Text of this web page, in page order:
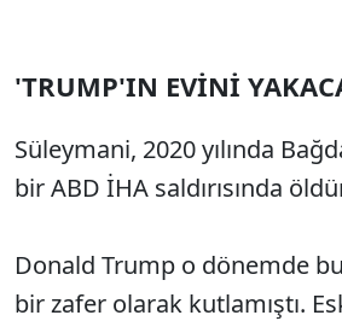
'TRUMP'IN EVİNİ
Süleymani, 2020 yılında
bir ABD İHA saldırısında
Donald Trump o dönemde
bir zafer olarak kutlamıştı.